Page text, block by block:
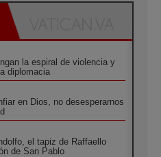
la espiral de violencia y
diplomacia
en Dios, no desesperarnos
el tapiz de Raffaello
de San Pablo